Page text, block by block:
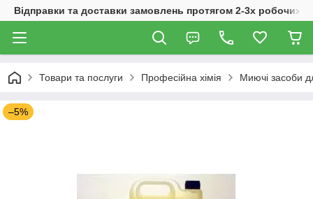
Відправки та доставки замовлень протягом 2-3х робочих
Товари та послуги Професійна хімія Миючі засоби
–5%